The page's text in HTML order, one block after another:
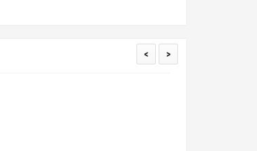
< >